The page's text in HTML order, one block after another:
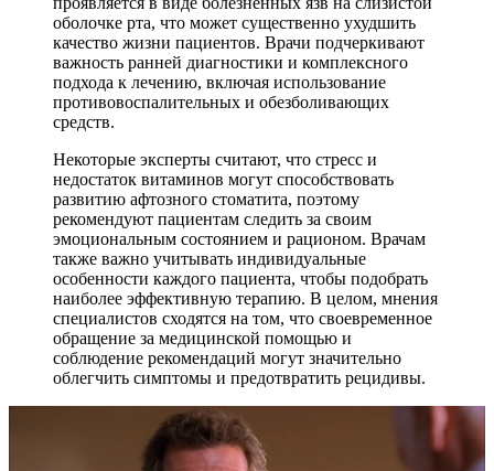
оболочке рта, что может существенно ухудшить
качество жизни пациентов. Врачи подчеркивают
важность ранней диагностики и комплексного
подхода к лечению, включая использование
противовоспалительных и обезболивающих
средств.
Некоторые эксперты считают, что стресс и
недостаток витаминов могут способствовать
развитию афтозного стоматита, поэтому
рекомендуют пациентам следить за своим
эмоциональным состоянием и рационом. Врачам
также важно учитывать индивидуальные
особенности каждого пациента, чтобы подобрать
наиболее эффективную терапию. В целом, мнения
специалистов сходятся на том, что своевременное
обращение за медицинской помощью и
соблюдение рекомендаций могут значительно
облегчить симптомы и предотвратить рецидивы.